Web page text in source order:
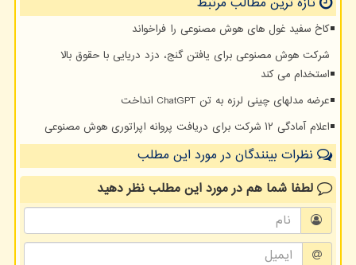
کاخ سفید غول های هوش مصنوعی را فراخواند
شرکت هوش مصنوعی برای یافتن گنج، دزد دریایی با حقوق بالا
استخدام می کند
عرضه مدلهای چینی لرزه به تن ChatGPT انداخت
اعلام آمادگی ۱۲ شرکت برای دریافت پروانه اپراتوری هوش مصنوعی
نظرات بینندگان در مورد این مطلب
لطفا شما همدر مورد این مطلبنظر دهید